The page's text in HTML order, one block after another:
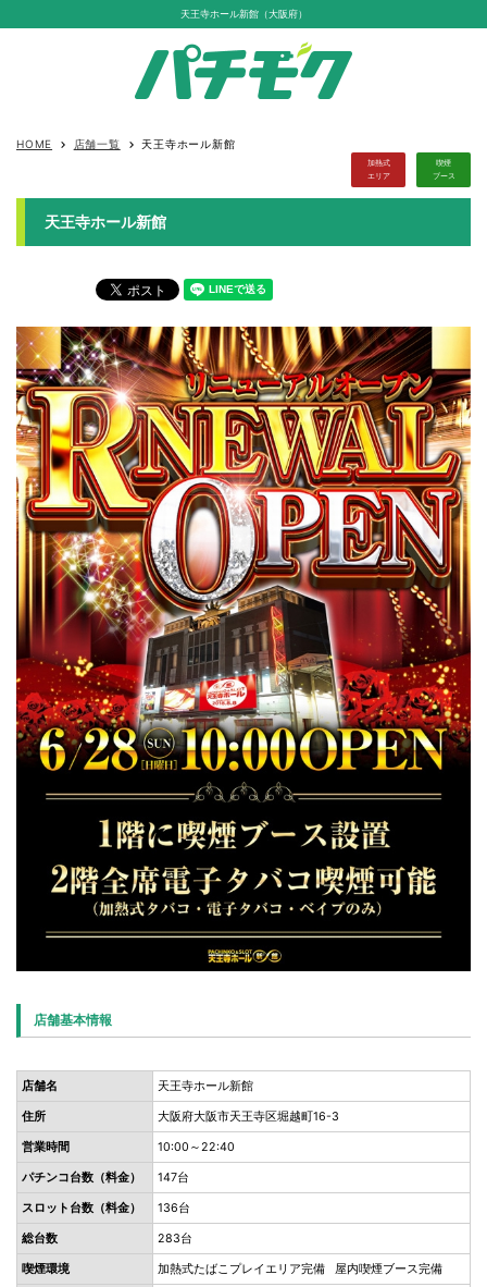
天王寺ホール新館（大阪府）
HOME keyboard_arrow_right 店舗一覧 keyboard_arrow_right 天王寺ホール新館
加熱式
エリア
喫煙
ブース
天王寺ホール新館
店舗基本情報
店舗名 天王寺ホール新館
住所 大阪府大阪市天王寺区堀越町16-3
営業時間 10:00～22:40
パチンコ台数（料金） 147台
スロット台数（料金） 136台
総台数 283台
喫煙環境 加熱式たばこプレイエリア完備 屋内喫煙ブース完備